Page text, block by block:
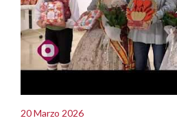
20 Marzo 2026